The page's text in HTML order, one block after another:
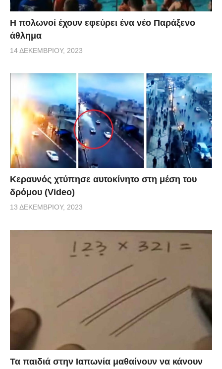
Η πολωνοί έχουν εφεύρει ένα νέο Παράξενο
άθλημα
14 ΔΕΚΕΜΒΡΊΟΥ, 2023
Κεραυνός χτύπησε αυτοκίνητο στη μέση του
δρόμου (Video)
13 ΔΕΚΕΜΒΡΊΟΥ, 2023
Τα παιδιά στην Ιαπωνία μαθαίνουν να κάνουν